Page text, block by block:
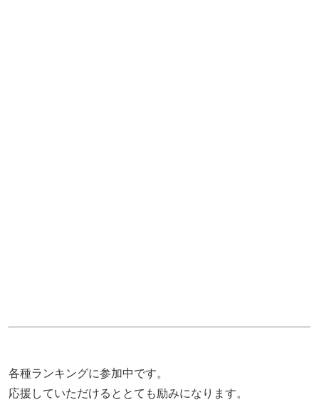
各種ランキングに参加中です。
応援していただけるととても励みになります。